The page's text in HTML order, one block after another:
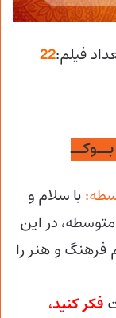
فیلم:22
بــوکــ
با سلام و
در این
فرهنگ و هنر را
فکر کنید،